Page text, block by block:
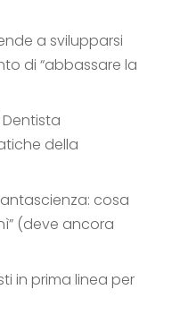
a svilupparsi
di “abbassare la
della
cosa
(deve ancora
in prima linea per